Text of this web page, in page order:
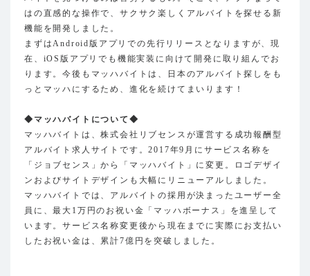
はの直感的な操作で、サクサク楽しくアルバイトを探せる新
機能を開発しました。
まずはAndroid版アプリでの先行リリースとなりますが、現
在、iOS版アプリでも機能実装に向けて開発に取り組んでお
ります。今後もマッハバイトは、日本のアルバイト探しをも
っとマッハにするため、進化を続けてまいります！
◆マッハバイトについて◆
マッハバイトは、株式会社リブセンスが運営する成功報酬型
アルバイト求人サイトです。2017年9月にサービス名称を
「ジョブセンス」から「マッハバイト」に変更。ロゴデザイ
ンおよびサイトデザインも大幅にリニューアルしました。
マッハバイトでは、アルバイトの採用が決まったユーザー全
員に、最大1万円のお祝い金「マッハボーナス」を進呈して
います。サービス名称変更後から現在までに実際にお支払い
したお祝い金は、累計7億円を突破しました。